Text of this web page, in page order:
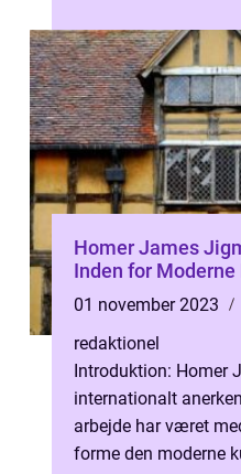
Homer James
Inden for Moderne
01 november 2023
redaktionel
Introduktion: Homer
internationalt
arbejde har været
forme den moderne